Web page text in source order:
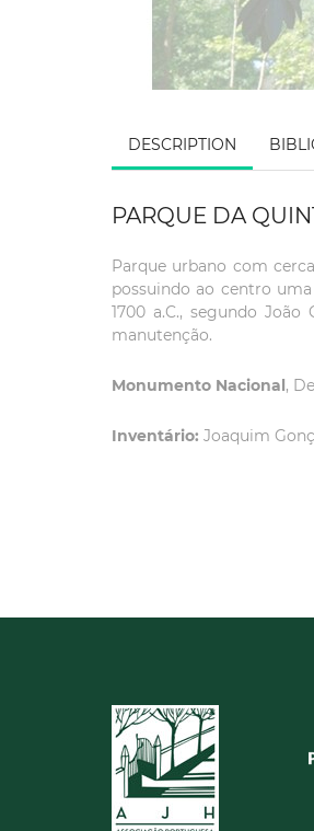
DESCRIPTION
PARQUE DA
Parque urbano com
possuindo ao centro
1700 a.C., segundo
manutenção.
Monumento Nacional,
Inventário: Joaquim